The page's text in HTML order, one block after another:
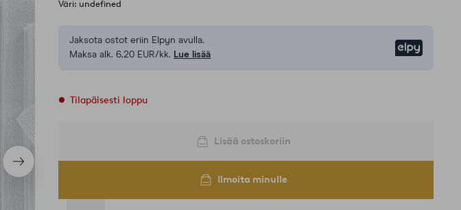
Seuraava
tuote
Väri: undefined
Jaksota ostot eriin Elpyn avulla.
Maksa alk. 6,20 EUR/kk. Lue lisää
Tilapäisesti loppu
Lisää ostoskoriin
Ilmoita minulle